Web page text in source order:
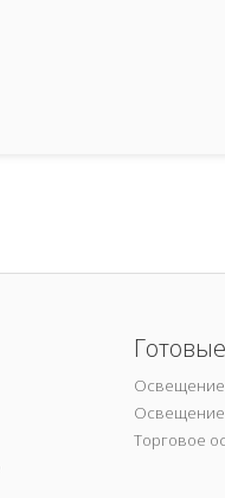
Освещение
Торговое